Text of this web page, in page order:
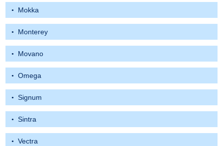
Mokka
Monterey
Movano
Omega
Signum
Sintra
Vectra